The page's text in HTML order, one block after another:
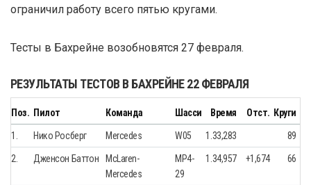
ограничил работу всего пятью кругами.
Тесты в Бахрейне возобновятся 27 февраля.
РЕЗУЛЬТАТЫ ТЕСТОВ В БАХРЕЙНЕ 22 ФЕВРАЛЯ
Поз. Пилот Команда Шасси Время Отст. Круги
1. Нико Росберг Mercedes W05 1.33,283 89
2. Дженсон Баттон
McLaren-
Mercedes
MP4-
29
1.34,957 +1,674 66